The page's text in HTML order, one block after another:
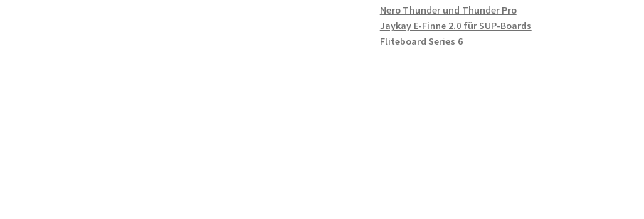
Nero Thunder und Thunder Pro
Jaykay E-Finne 2.0 für SUP-Boards
Fliteboard Series 6